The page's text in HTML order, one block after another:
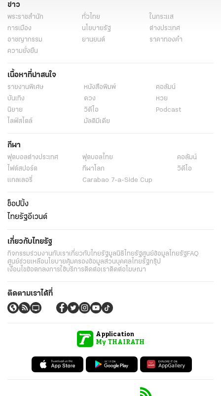
ข่าว
พระราชสำนัก ทั่วไทย
ในกระแส
การเมือง
นโยบายรัฐ
ต่างประเทศ
อาชญากรรม
ยานยนต์
ราคาทองคำ
ความยั่งยืน
เนื้อหาที่น่าสนใจ
รายงานพิเศษ หนังสือพิมพ์
คอลัมน์
บันเทิง
ดวง
หวย
นิยาย
วิดีโอ
Podcast
ไลฟ์สไตล์
มัลติมีเดีย
กีฬา
ฟุตบอลต่่างประเทศ ฟุตบอลไทย
คอลัมน์
ไฟต์สปอร์ต
กีฬาโลก
วิดีโอ
แกลเลอรี่
Carabao 7-a-Side Cup
ช็อปปิ้ง
ไทยรัฐอีเวนต์
เกี่ยวกับไทยรัฐ
กิจกรรมร่วมงานกับเราเกี่ยวกับไทยรัฐมูลนิธิไทยรัฐศูนย์ข้อมูลไทยรัฐFAQ
ศูนย์ช่วยเหลือนโยบายคุ้มครองข้อมูลส่วนบุคคลไทยรัฐกรุ๊ป
เงื่อนไขข้อตกลงการใช้บริการติดต่อเราติดต่อโฆษณา
ติดตามเราได้ที่
Application
My THAIRATH